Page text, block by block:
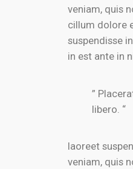
veniam, quis
cillum dolore
suspendisse
in est ante in
”
libero. “
laoreet
veniam, quis